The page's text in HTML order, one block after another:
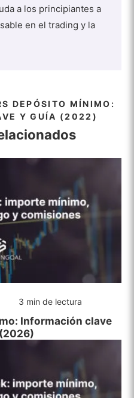
a los principiantes a
en el trading y la
DEPÓSITO MÍNIMO:
Y GUÍA (2022)
3 min de lectura
Información clave